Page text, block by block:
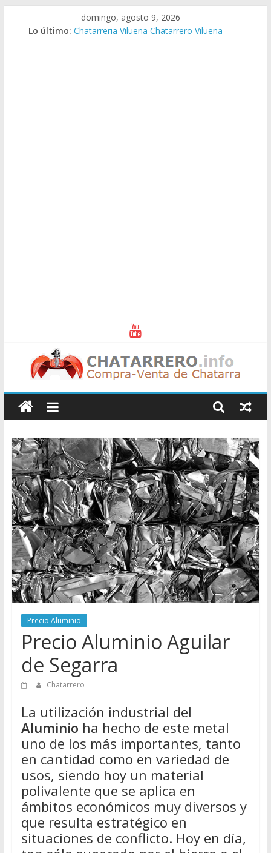
domingo, agosto 9, 2026
Lo último: Chatarreria Vilueña Chatarrero Vilueña
Chatarreros
–
Precio
de
Chatarra
Directorio
de
Chatarreros
para
vender
Chatarra
Precio Aluminio
Precio Aluminio Aguilar
de Segarra
Chatarrero
La utilización industrial del
Aluminio ha hecho de este metal
uno de los más importantes, tanto
en cantidad como en variedad de
usos, siendo hoy un material
polivalente que se aplica en
ámbitos económicos muy diversos y
que resulta estratégico en
situaciones de conflicto. Hoy en día,